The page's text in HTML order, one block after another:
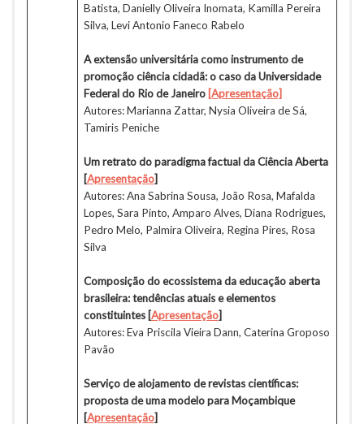
Batista, Danielly Oliveira Inomata, Kamilla Pereira
Silva, Levi Antonio Faneco Rabelo
A extensão universitária como instrumento de
promoção ciência cidadã: o caso da Universidade
Federal do Rio de Janeiro [Apresentação]
Autores: Marianna Zattar, Nysia Oliveira de Sá,
Tamiris Peniche
Um retrato do paradigma factual da Ciência Aberta
[Apresentação]
Autores: Ana Sabrina Sousa, João Rosa, Mafalda
Lopes, Sara Pinto, Amparo Alves, Diana Rodrigues,
Pedro Melo, Palmira Oliveira, Regina Pires, Rosa
Silva
Composição do ecossistema da educação aberta
brasileira: tendências atuais e elementos
constituintes [Apresentação]
Autores: Eva Priscila Vieira Dann, Caterina Groposo
Pavão
Serviço de alojamento de revistas científicas:
proposta de uma modelo para Moçambique
[Apresentação]